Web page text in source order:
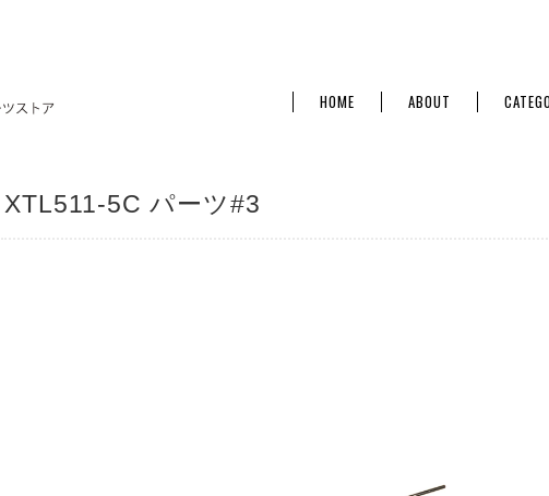
HOME ABOUT
XTL511-5C パーツ#3